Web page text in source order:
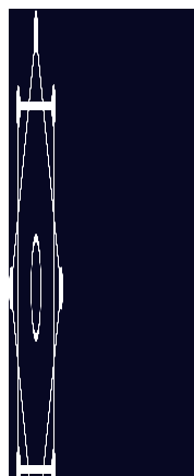
Перейти
содержимому